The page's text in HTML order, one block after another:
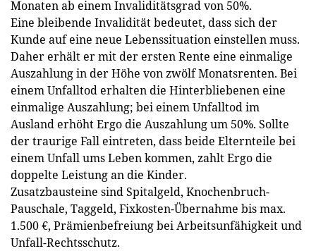
Monaten ab einem Invaliditätsgrad von 50%.
Eine bleibende Invalidität bedeutet, dass sich der
Kunde auf eine neue Lebenssituation einstellen muss.
Daher erhält er mit der ersten Rente eine einmalige
Auszahlung in der Höhe von zwölf Monatsrenten. Bei
einem Unfalltod erhalten die Hinterbliebenen eine
einmalige Auszahlung; bei einem Unfalltod im
Ausland erhöht Ergo die Auszahlung um 50%. Sollte
der traurige Fall eintreten, dass beide Elternteile bei
einem Unfall ums Leben kommen, zahlt Ergo die
doppelte Leistung an die Kinder.
Zusatzbausteine sind Spitalgeld, Knochenbruch-
Pauschale, Taggeld, Fixkosten-Übernahme bis max.
1.500 €, Prämienbefreiung bei Arbeitsunfähigkeit und
Unfall-Rechtsschutz.